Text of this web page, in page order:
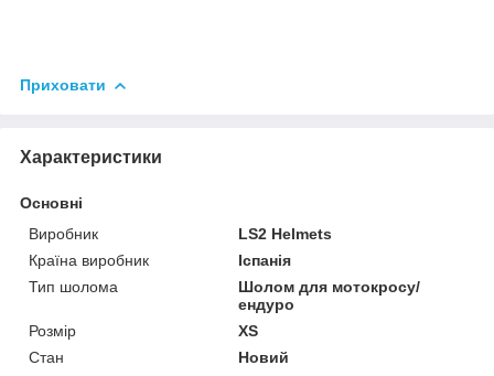
Приховати
Характеристики
Основні
Виробник
LS2 Helmets
Країна виробник
Іспанія
Тип шолома
Шолом для мотокросу/
ендуро
Розмір
XS
Стан
Новий